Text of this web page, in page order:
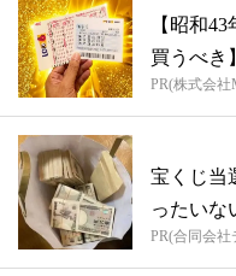
【昭和
買うべき
方...
PR(株式会
宝くじ当
ったいな
PR(合同会